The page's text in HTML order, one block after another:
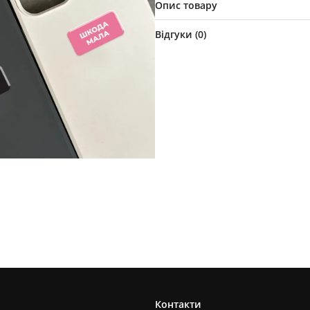
Опис товару
Відгуки (0)
Контакти